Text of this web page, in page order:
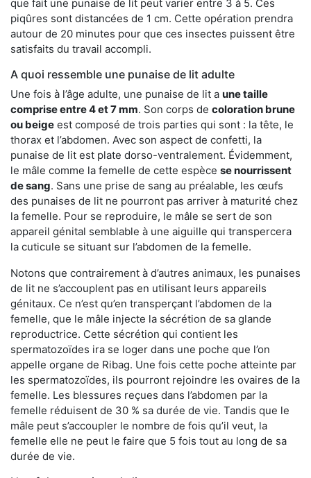
que fait une punaise de lit peut varier entre 3 à 5. Ces
piqûres sont distancées de 1 cm. Cette opération prendra
autour de 20 minutes pour que ces insectes puissent être
satisfaits du travail accompli.
A quoi ressemble une punaise de lit adulte
Une fois à l’âge adulte, une punaise de lit a une taille
comprise entre 4 et 7 mm. Son corps de coloration brune
ou beige est composé de trois parties qui sont : la tête, le
thorax et l’abdomen. Avec son aspect de confetti, la
punaise de lit est plate dorso-ventralement. Évidemment,
le mâle comme la femelle de cette espèce se nourrissent
de sang. Sans une prise de sang au préalable, les œufs
des punaises de lit ne pourront pas arriver à maturité chez
la femelle. Pour se reproduire, le mâle se sert de son
appareil génital semblable à une aiguille qui transpercera
la cuticule se situant sur l’abdomen de la femelle.
Notons que contrairement à d’autres animaux, les punaises
de lit ne s’accouplent pas en utilisant leurs appareils
génitaux. Ce n’est qu’en transperçant l’abdomen de la
femelle, que le mâle injecte la sécrétion de sa glande
reproductrice. Cette sécrétion qui contient les
spermatozoïdes ira se loger dans une poche que l’on
appelle organe de Ribag. Une fois cette poche atteinte par
les spermatozoïdes, ils pourront rejoindre les ovaires de la
femelle. Les blessures reçues dans l’abdomen par la
femelle réduisent de 30 % sa durée de vie. Tandis que le
mâle peut s’accoupler le nombre de fois qu’il veut, la
femelle elle ne peut le faire que 5 fois tout au long de sa
durée de vie.